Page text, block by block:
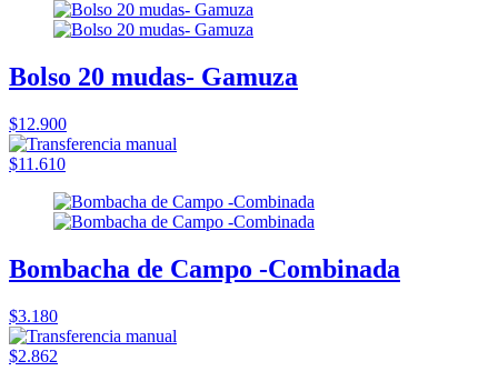
Bolso 20 mudas- Gamuza
$12.900
$11.610
Bombacha de Campo -Combinada
$3.180
$2.862